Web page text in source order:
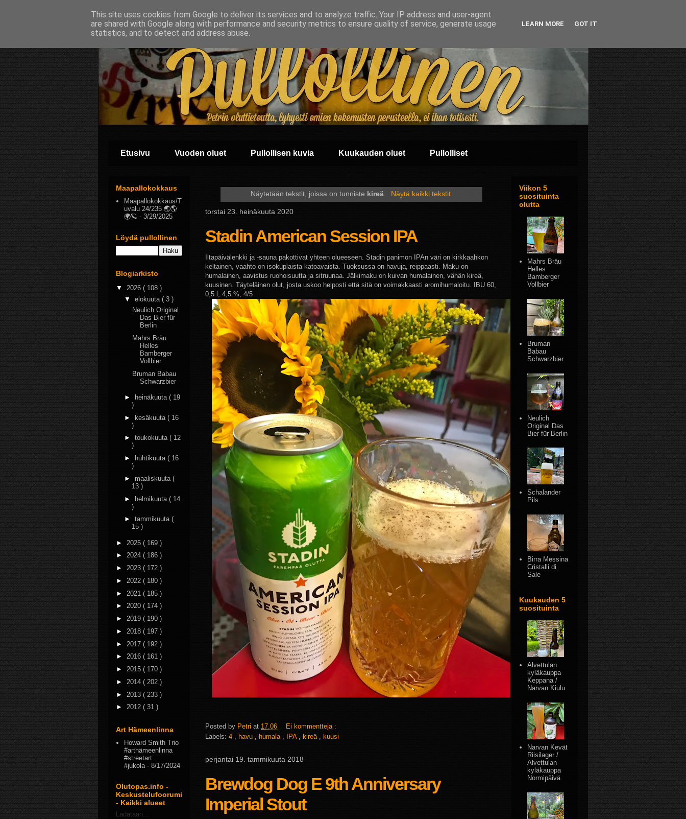
Etusivu Vuoden oluet Pullollisen kuvia Kuukauden oluet Pullolliset
Näytetään tekstit, joissa on tunniste kireä. Näytä kaikki tekstit
torstai 23. heinäkuuta 2020
Stadin American Session IPA
Iltapäivälenkki ja -sauna pakottivat yhteen olueeseen. Stadin panimon IPAn väri on kirkkaahkon
keltainen, vaahto on isokuplaista katoavaista. Tuoksussa on havuja, reippaasti. Maku on
humalainen, aavistus ruohoisuutta ja sitruunaa. Jälkimaku on kuivan humalainen, vähän kireä,
kuusinen. Täyteläinen olut, josta uskoo helposti että sitä on voimakkaasti aromihumaloitu. IBU 60,
0,5 l, 4,5 %, 4/5
Posted by Petri at 17.06
Ei kommentteja :
Labels: 4 , havu , humala , IPA , kireä , kuusi
perjantai 19. tammikuuta 2018
Brewdog Dog E 9th Anniversary
Imperial Stout
Maapallokokkaus
Maapallokokkaus/T
uvalu 24/235 🌏🌎
🌍🪐 - 3/29/2025
Löydä pullollinen
Blogiarkisto
▼ 2026 ( 108 )
▼ elokuuta ( 3 )
Neulich Original
Das Bier für
Berlin
Mahrs Bräu
Helles
Bamberger
Vollbier
Bruman Babau
Schwarzbier
► heinäkuuta ( 19
)
► kesäkuuta ( 16
)
► toukokuuta ( 12
)
►
huhtikuuta ( 16
)
► maaliskuuta (
13 )
► helmikuuta ( 14
)
► tammikuuta (
15 )
► 2025 ( 169 )
► 2024 ( 186 )
► 2023 ( 172 )
► 2022 ( 180 )
► 2021 ( 185 )
► 2020 ( 174 )
► 2019 ( 190 )
► 2018 ( 197 )
► 2017 ( 192 )
► 2016 ( 161 )
► 2015 ( 170 )
► 2014 ( 202 )
► 2013 ( 233 )
► 2012 ( 31 )
Art Hämeenlinna
Howard Smith Trio
#arthämeenlinna
#streetart
#jukola- 8/17/2024
Olutopas.info -
Keskustelufoorumi
- Kaikki alueet
Ladataan...
Viikon 5
suosituinta
olutta
Mahrs Bräu
Helles
Bamberger
Vollbier
Bruman
Babau
Schwarzbier
Neulich
Original Das
Bier für Berlin
Schalander
Pils
Birra Messina
Cristalli di
Sale
Kuukauden 5
suosituinta
Alvettulan
kyläkauppa
Keppana /
Narvan Kiulu
Narvan Kevät
Riisilager /
Alvettulan
kyläkauppa
Normipäivä
This site uses cookies from Google to deliver its services and to analyze traffic. Your IP address and user-agent
are shared with Google along with performance and security metrics to ensure quality of service, generate usage
statistics, and to detect and address abuse.
LEARN MORE GOT IT